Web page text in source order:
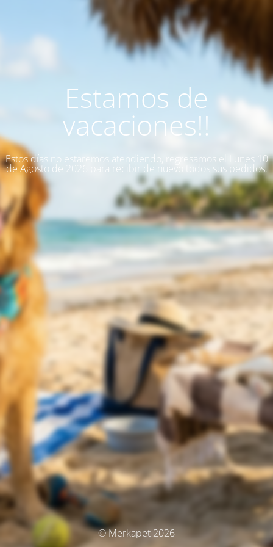
Estamos de
vacaciones!!
Estos días no estaremos atendiendo, regresamos el Lunes 10
de Agosto de 2026 para recibir de nuevo todos sus pedidos.
© Merkapet 2026